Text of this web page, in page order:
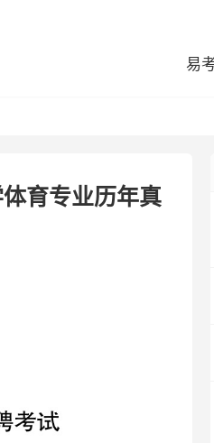
易
育专业历年真